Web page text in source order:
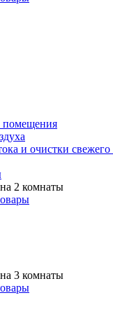
помещения
и очистки свежего
2 комнаты
3 комнаты